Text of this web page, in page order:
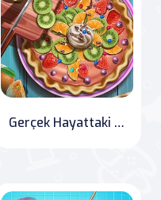
Gerçek Hayattaki Pasta Yapımı